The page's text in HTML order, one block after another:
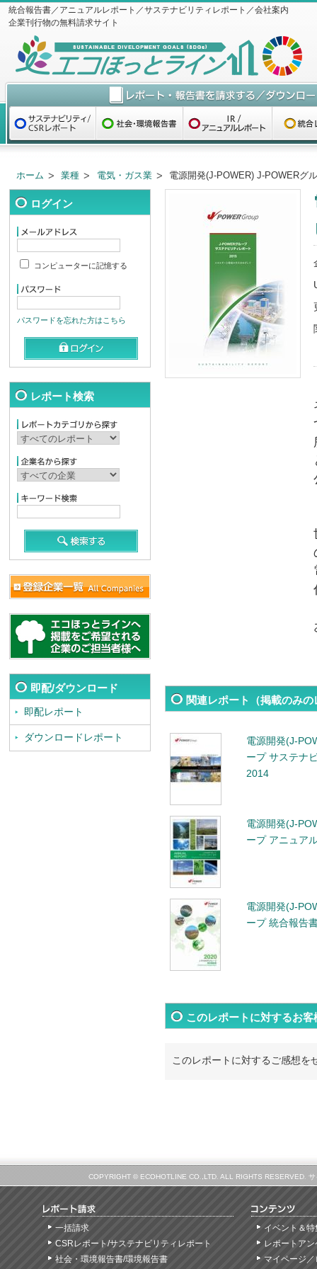
統合報告書／アニュアルレポート／サステナビリティレポート／会社案内
企業刊行物の無料請求サイト
ホーム 業種 電気・ガス業 電源開発(J-POWER) J-POWERグ
ログイン
コンピューターに記憶する
パスワードを忘れた方はこちら
レポート検索
即配/ダウンロード
即配レポート
ダウンロードレポート
関連レポート（掲載のみ
電源開発(J-
ープ サステナ
2014
電源開発(J-
ープ アニュア
電源開発(J-
ープ 統合報告
このレポートに対するお客
このレポートに対するご感想を
COPYRIGHT © ECOHOTLINE CO.,LTD. ALL RIGHTS RESERVED.
一括請求
CSRレポート/サステナビリティレポート
社会・環境報告書/環境報告書
イベント＆特
レポートア
マイページ